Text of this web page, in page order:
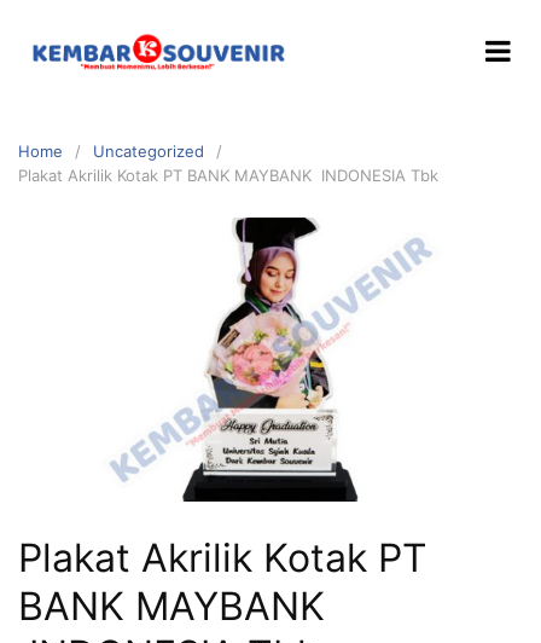
Home
Uncategorized
Plakat Akrilik Kotak PT BANK MAYBANK INDONESIA Tbk
Plakat Akrilik Kotak PT
BANK MAYBANK